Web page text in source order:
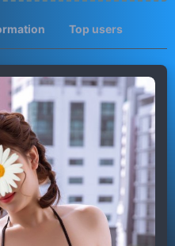
Top users